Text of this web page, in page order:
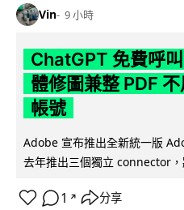
Vin 9 小時
ChatGPT 免費呼
體修圖兼整 PDF
帳號
Adobe 宣布推出全新統一版
去年推出三個獨立 connector
1 ↗ 分享